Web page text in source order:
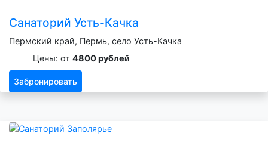
Санаторий Усть-Качка
Пермский край, Пермь, село Усть-Качка
Цены: от 4800 рублей
Забронировать